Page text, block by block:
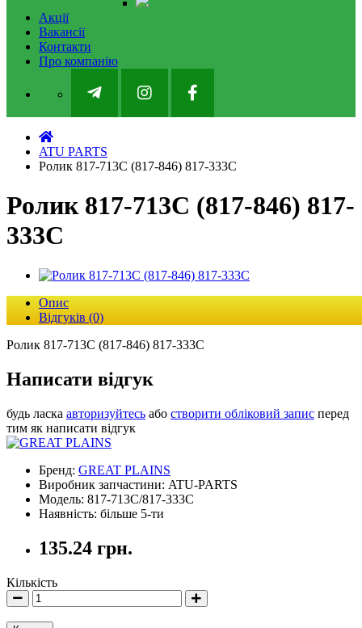
Акції
Вакансії
Контакти
Про компанію
ATU PARTS
Ролик 817-713С (817-846) 817-333С
Ролик 817-713С (817-846) 817-
333С
Опис
Відгуків (0)
Ролик 817-713С (817-846) 817-333С
Написати відгук
будь ласка авторизуйтесь або створити обліковий запис перед
тим як написати відгук
Бренд: GREAT PLAINS
Виробник запчастини: ATU-PARTS
Модель: 817-713С/817-333С
Наявність: більше 5-ти
135.24 грн.
Кількість